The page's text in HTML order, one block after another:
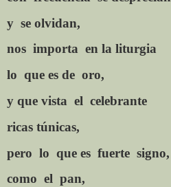
y se olvidan,
nos importa en la liturgia
lo que es de oro,
y que vista el celebrante
ricas túnicas,
pero lo que es fuerte signo,
como el pan,